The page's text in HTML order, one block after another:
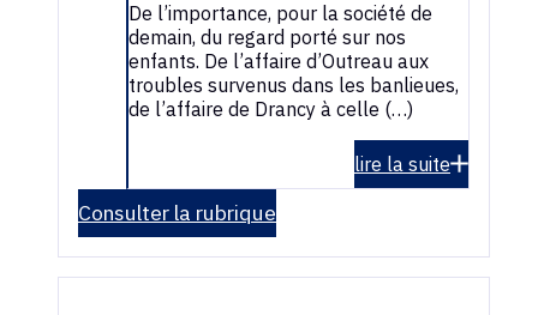
De l’importance, pour la société de
demain, du regard porté sur nos
enfants. De l’affaire d’Outreau aux
troubles survenus dans les banlieues,
de l’affaire de Drancy à celle (…)
lire la suite
Consulter la rubrique